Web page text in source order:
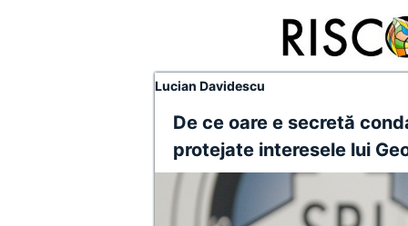
Lucian Davidescu
De ce oare e secretă
protejate interesele lui